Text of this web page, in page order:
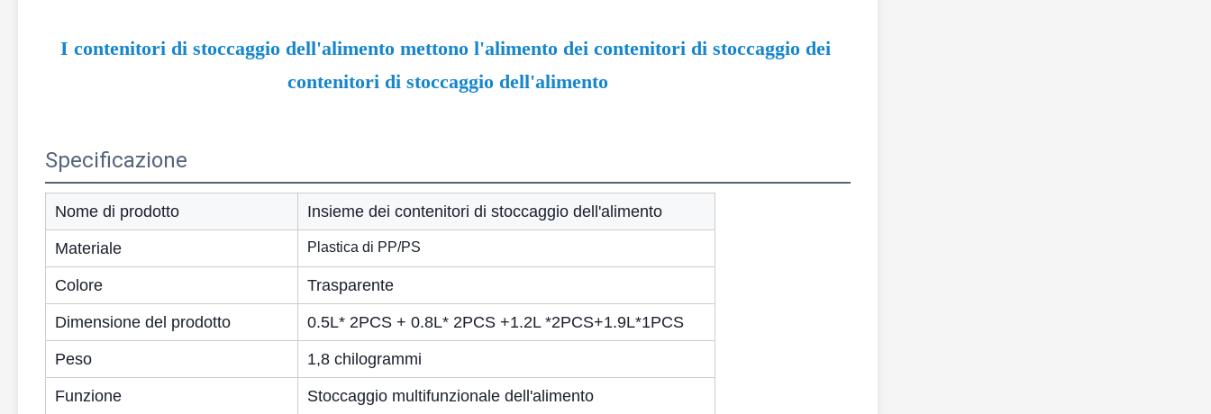
I contenitori di stoccaggio dell'alimento mettono l'alimento dei contenitori di stoccaggio dei
contenitori di stoccaggio dell'alimento
Specificazione
Nome di prodotto Insieme dei contenitori di stoccaggio dell'alimento
Materiale Plastica di PP/PS
Colore Trasparente
Dimensione del prodotto 0.5L* 2PCS + 0.8L* 2PCS +1.2L *2PCS+1.9L*1PCS
Peso 1,8 chilogrammi
Funzione Stoccaggio multifunzionale dell'alimento